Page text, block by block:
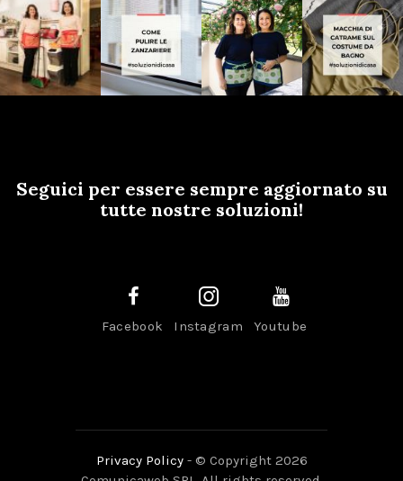
Seguici per essere sempre aggiornato su
tutte nostre soluzioni!
Facebook Instagram Youtube
Privacy Policy- © Copyright 2026